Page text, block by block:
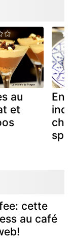
au
et
cette
au café